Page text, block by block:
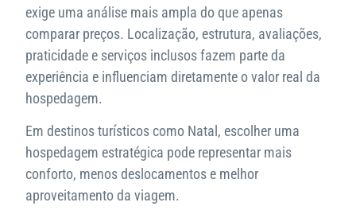
exige uma análise mais ampla do que apenas
comparar preços. Localização, estrutura, avaliações,
praticidade e serviços inclusos fazem parte da
experiência e influenciam diretamente o valor real da
hospedagem.
Em destinos turísticos como Natal, escolher uma
hospedagem estratégica pode representar mais
conforto, menos deslocamentos e melhor
aproveitamento da viagem.